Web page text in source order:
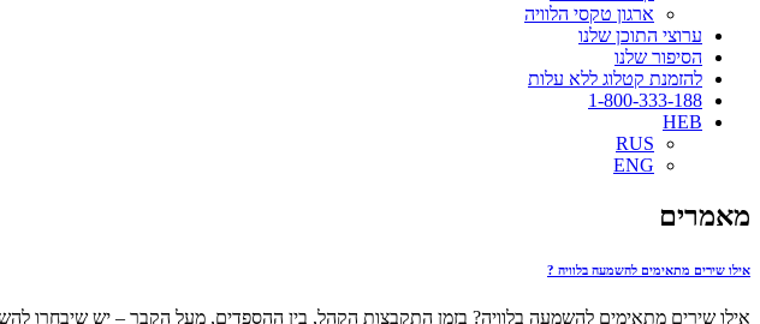
ארגון טקסי הלוויה
ערוצי התוכן שלנו
הסיפור שלנו
להזמנת קטלוג ללא עלות
1-800-333-188
HEB
RUS
ENG
מאמרים
אילו שירים מתאימים להשמעה בלוויה ?
אילו שירים מתאימים להשמעה בלוויה? בזמן התקבצות הקהל, בין ההספדים, מעל הקבר – יש שיבחרו